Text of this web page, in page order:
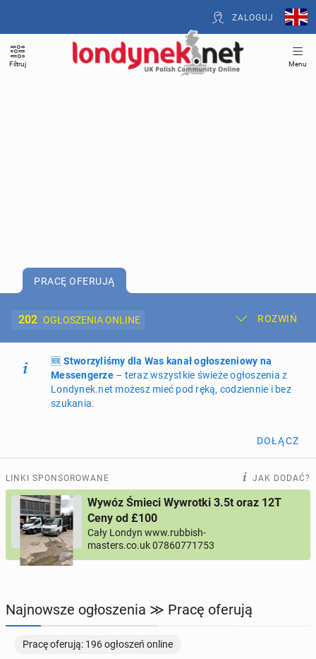
ZALOGUJ
Filtruj Menu
PRACĘ OFERUJĄ
202 OGŁOSZENIA ONLINE ROZWIŃ
Dodaj ogłoszenie Moje ogłoszenia
Oferta i cennik ogłoszeń
ogłoszenia online
PROFILE KANDYDATÓW 305profili online
USŁUGI 166
KUPIĘ & SPRZEDAM
🆕 Stworzyliśmy dla Was kanał ogłoszeniowy na
Messengerze– teraz wszystkie świeże ogłoszenia z
Londynek.net możesz mieć pod ręką, codziennie i bez
szukania.
DOŁĄCZ
LINKI SPONSOROWANE JAK DODAĆ?
Wywóz Śmieci Wywrotki 3.5t oraz 12T
Ceny od £100
Cały Londyn www.rubbish-
masters.co.uk 07860771753
Najnowsze ogłoszenia ≫ Pracę oferują
Pracę oferują: 196 ogłoszeń online